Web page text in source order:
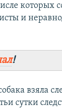
которых
и
!
взяла
сутки